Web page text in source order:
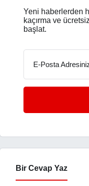
Yeni haberlerden
kaçırma ve
başlat.
E-Posta
Bir Cevap Yaz